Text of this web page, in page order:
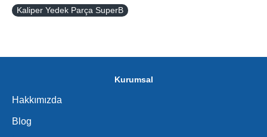
Kaliper Yedek Parça SuperB
Kurumsal
Hakkımızda
Blog